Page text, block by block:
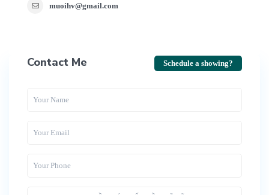
muoihv@gmail.com
Contact Me Schedule a showing?